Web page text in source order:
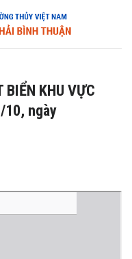
BIỂN KHU VỰC
10, ngày